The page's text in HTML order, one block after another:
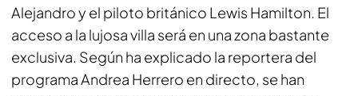
Alejandro y el piloto británico Lewis Hamilton. El
acceso a la lujosa villa será en una zona bastante
exclusiva. Según ha explicado la reportera del
programa Andrea Herrero en directo, se han